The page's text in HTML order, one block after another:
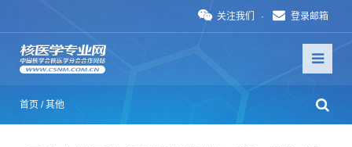
关注我们 · 登录邮箱
首页 /其他